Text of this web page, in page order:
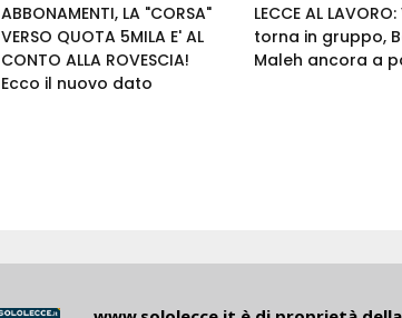
ABBONAMENTI, LA "CORSA"
VERSO QUOTA 5MILA E' AL
CONTO ALLA ROVESCIA!
Ecco il nuovo dato
LECCE AL
torna in gruppo,
Maleh ancora a